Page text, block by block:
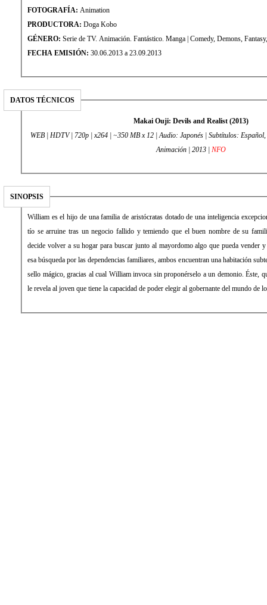
FOTOGRAFÍA: Animation
PRODUCTORA: Doga Kobo
GÉNERO: Serie de TV. Animación. Fantástico. Manga | Comedy, Demons,
FECHA EMISIÓN: 30.06.2013 a 23.09.2013
DATOS TÉCNICOS
Makai Ouji: Devils and Realist (2013)
WEB | HDTV | 720p | x264 | ~350 MB x 12 | Audio: Japonés | Subtítulos:
Animación | 2013 | NFO
SINOPSIS
William es el hijo de una familia de aristócratas dotado de una inteligencia
tío se arruine tras un negocio fallido y temiendo que el buen nombre de su
decide volver a su hogar para buscar junto al mayordomo algo que pueda vender
esa búsqueda por las dependencias familiares, ambos encuentran una habitación
sello mágico, gracias al cual William invoca sin proponérselo a un demonio. Éste,
le revela al joven que tiene la capacidad de poder elegir al gobernante del mundo de